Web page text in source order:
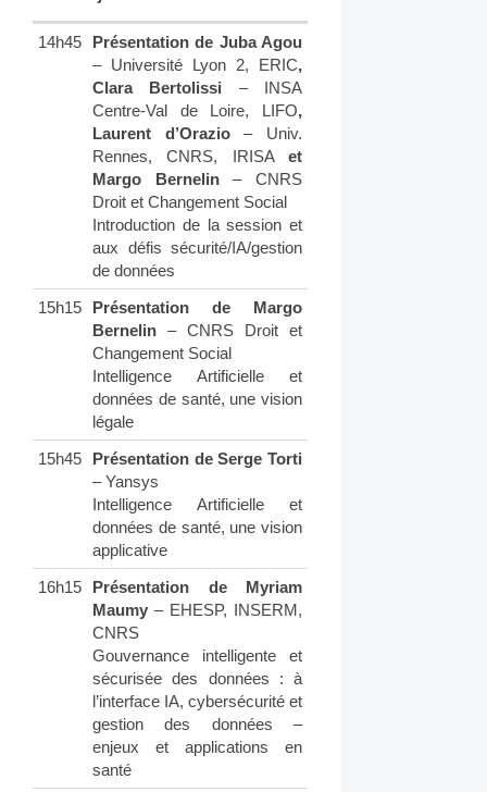
14h45
Présentation de Juba Agou
– Université Lyon 2, ERIC,
Clara Bertolissi – INSA
Centre-Val de Loire, LIFO,
Laurent d’Orazio– Univ.
Rennes, CNRS, IRISAet
Margo Bernelin– CNRS
Droit et Changement Social
Introduction de la session et
aux défis sécurité/IA/gestion
de données
15h15
Présentation de Margo
Bernelin– CNRS Droit et
Changement Social
Intelligence Artificielle et
données de santé, une vision
légale
15h45
Présentation de Serge Torti
– Yansys
Intelligence Artificielle et
données de santé, une vision
applicative
16h15
Présentation de Myriam
Maumy– EHESP, INSERM,
CNRS
Gouvernance intelligente et
sécurisée des données : à
l’interface IA, cybersécurité et
gestion des données –
enjeux et applications en
santé